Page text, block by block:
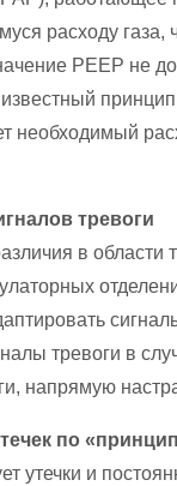
расходу газа,
PEEP не
необходимый
тревоги
в области
тревоги в
напрямую
по
утечки и